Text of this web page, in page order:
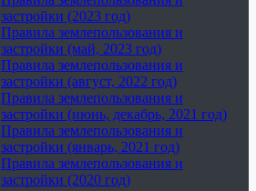
застройки (2023 год)
Правила землепользования и
застройки (май, 2023 год)
Правила землепользования и
застройки (август, 2022 год)
Правила землепользования и
застройки (июнь, декабрь, 2021 год)
Правила землепользования и
застройки (январь, 2021 год)
Правила землепользования и
застройки (2020 год)